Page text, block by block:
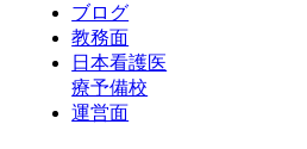
ブログ
教務面
日本看護医
療予備校
運営面